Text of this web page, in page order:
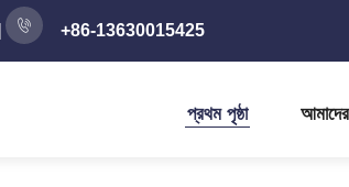
+86-13630015425
প্রথম পৃষ্ঠা